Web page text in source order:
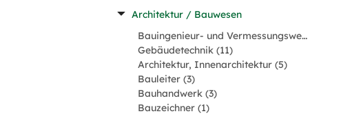
Architektur / Bauwesen
Bauingenieur- und Vermessungswesen (42)
Gebäudetechnik (11)
Architektur, Innenarchitektur (5)
Bauleiter (3)
Bauhandwerk (3)
Bauzeichner (1)